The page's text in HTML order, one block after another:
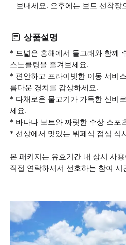
보내세요. 오후에는 보트 선착장
상품설명
* 드넓은 홍해에서 돌고래와 함께
스노클링을 즐겨보세요.
* 편안하고 프라이빗한 이동 서비
름다운 경치를 감상하세요.
* 다채로운 물고기가 가득한 신비
세요.
* 바나나 보트와 짜릿한 수상 스포
* 선상에서 맛있는 뷔페식 점심 식
본 패키지는 유효기간 내 상시 사
직접 연락하셔서 선호하는 참여 시